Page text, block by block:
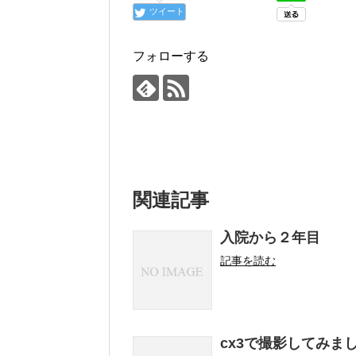
ツイート
フォローする
関連記事
入院から２年目
記事を読む
cx3で撮影してみま